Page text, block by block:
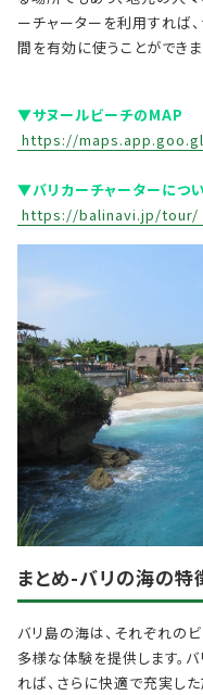
ーチャーターを利用すれば
間を有効に使うことができま
▼サヌールビーチのMAP
https://
▼バリカーチャーターにつ
https://balinavi.jp/tour/
まとめ-バリの海の特
バリ島の海は、それぞれの
多様な体験を提供します。
れば、さらに快適で充実し